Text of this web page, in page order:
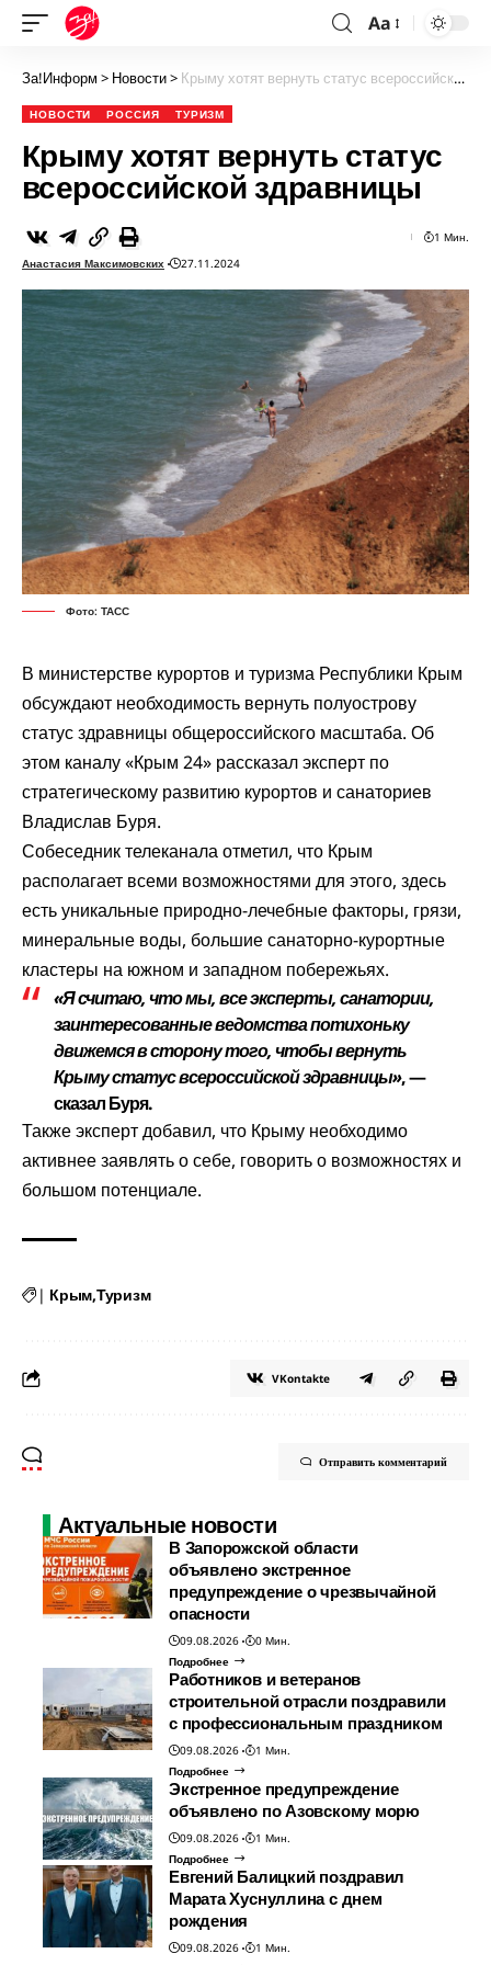
Aa
За!Информ > Новости> Крыму хотят вернуть статус всероссийской здравницы
НОВОСТИ РОССИЯ ТУРИЗМ
Крыму хотят вернуть статус
всероссийской здравницы
Анастасия Максимовских 27.11.2024
1 Мин.
Фото: ТАСС
В министерстве курортов и туризма Республики Крым
обсуждают необходимость вернуть полуострову
статус здравницы общероссийского масштаба. Об
этом каналу «Крым 24» рассказалэксперт по
стратегическому развитию курортов и санаториев
Владислав Буря.
Собеседник телеканала отметил, что Крым
располагает всеми возможностями для этого, здесь
есть уникальные природно-лечебные факторы, грязи,
минеральные воды, большие санаторно-курортные
кластеры на южном и западном побережьях.
«Я считаю, что мы, все эксперты, санатории,
заинтересованные ведомства потихоньку
движемся в сторону того, чтобы вернуть
Крыму статус всероссийской здравницы», —
сказал Буря.
Также эксперт добавил, что Крыму необходимо
активнее заявлять о себе, говорить о возможностях и
большом потенциале.
| Крым Туризм
VKontakte
Отправить комментарий
Актуальные новости
В Запорожской области
объявлено экстренное
предупреждение о чрезвычайной
опасности
09.08.2026
0 Мин.
Подробнее
Работников и ветеранов
строительной отрасли поздравили
с профессиональным праздником
09.08.2026
1 Мин.
Подробнее
Экстренное предупреждение
объявлено по Азовскому морю
09.08.2026
1 Мин.
Подробнее
Евгений Балицкий поздравил
Марата Хуснуллина с днем
рождения
09.08.2026
1 Мин.